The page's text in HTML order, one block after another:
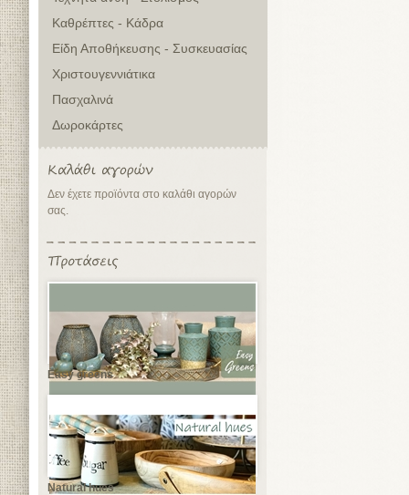
Καθρέπτες - Κάδρα
Είδη Αποθήκευσης - Συσκευασίας
Χριστουγεννιάτικα
Πασχαλινά
Δωροκάρτες
Δεν έχετε προϊόντα στο καλάθι αγορών
σας.
Easy greens
Natural hues